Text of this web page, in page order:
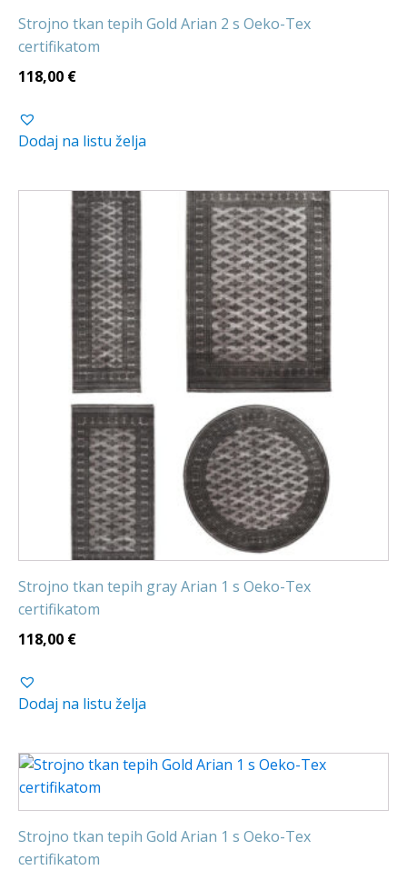
Strojno tkan tepih Gold Arian 2 s Oeko-Tex
certifikatom
118,00 €
Dodaj na listu želja
Strojno tkan tepih gray Arian 1 s Oeko-Tex
certifikatom
118,00 €
Dodaj na listu želja
Strojno tkan tepih Gold Arian 1 s Oeko-Tex
certifikatom